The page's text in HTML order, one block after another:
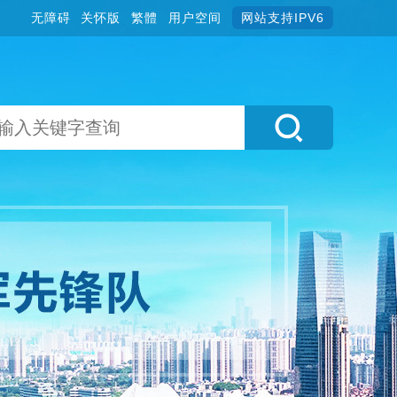
无障碍 关怀版 繁體 用户空间 网站支持IPV6